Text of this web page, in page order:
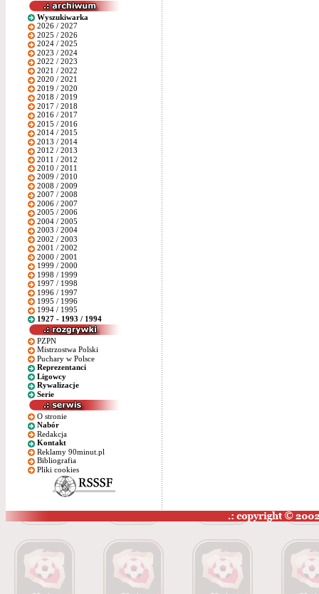
Wyszukiwarka
2026 / 2027
2025 / 2026
2024 / 2025
2023 / 2024
2022 / 2023
2021 / 2022
2020 / 2021
2019 / 2020
2018 / 2019
2017 / 2018
2016 / 2017
2015 / 2016
2014 / 2015
2013 / 2014
2012 / 2013
2011 / 2012
2010 / 2011
2009 / 2010
2008 / 2009
2007 / 2008
2006 / 2007
2005 / 2006
2004 / 2005
2003 / 2004
2002 / 2003
2001 / 2002
2000 / 2001
1999 / 2000
1998 / 1999
1997 / 1998
1996 / 1997
1995 / 1996
1994 / 1995
1927 - 1993 / 1994
PZPN
Mistrzostwa Polski
Puchary w Polsce
Reprezentanci
Ligowcy
Rywalizacje
Serie
O stronie
Nabór
Redakcja
Kontakt
Reklamy 90minut.pl
Bibliografia
Pliki cookies